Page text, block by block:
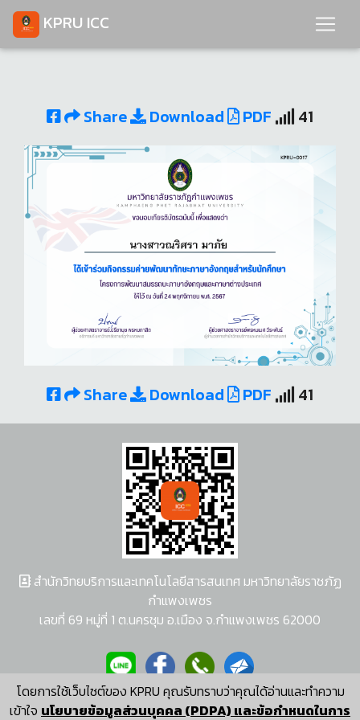
KPRU ICC
Share Download PDF 41
Share Download PDF 41
โดยการใช้เว็บไซต์ของ KPRU คุณรับทราบว่าคุณได้อ่านและทำความ
เข้าใจ นโยบายข้อมูลส่วนบุคคล (PDPA) และข้อกำหนดในการ
สำนักวิทยบริการและเทคโนโลยีสารสนเทศ มหาวิทยาลัยราชภัฏ
กำแพงเพชร
เลขที่ 69 หมู่ที่ 1 ต.นครชุม อ.เมือง จ.กำแพงเพชร 62000
ผู้พัฒนาระบบ อนุชา พวงผกา